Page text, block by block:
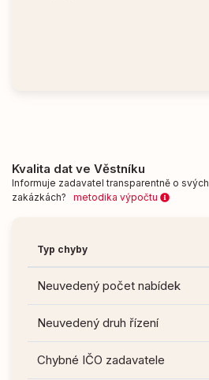
Kvalita dat ve Věstníku
Informuje zadavatel transparentně o svých
zakázkách? metodika výpočtu
Typ chyby
Neuvedený počet nabídek
Neuvedený druh řízení
Chybné IČO zadavatele